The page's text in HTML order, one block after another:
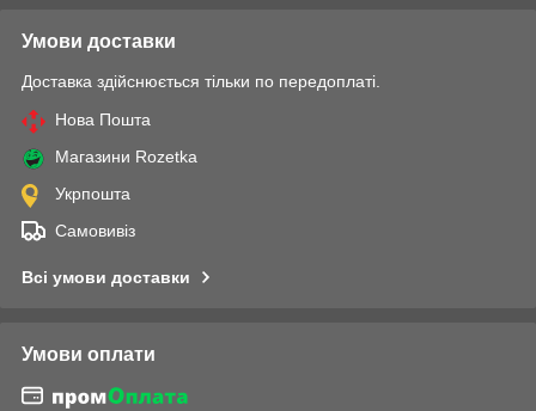
Умови доставки
Доставка здійснюється тільки по передоплаті.
Нова Пошта
Магазини Rozetka
Укрпошта
Самовивіз
Всі умови доставки
Умови оплати